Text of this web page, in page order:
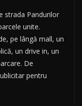
strada Pandurilor
unite.
pe lângă mall, un
un drive in, un
De
pentru